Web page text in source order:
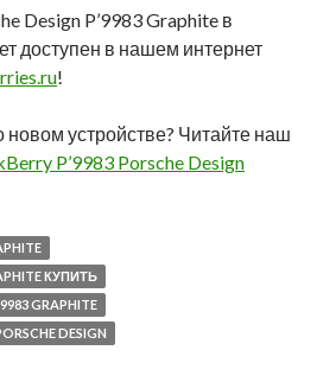
Design P’9983 Graphite в
доступен в нашем интернет
!
новом устройстве? Читайте наш
P’9983 Porsche Design
КУПИТЬ
GRAPHITE
DESIGN